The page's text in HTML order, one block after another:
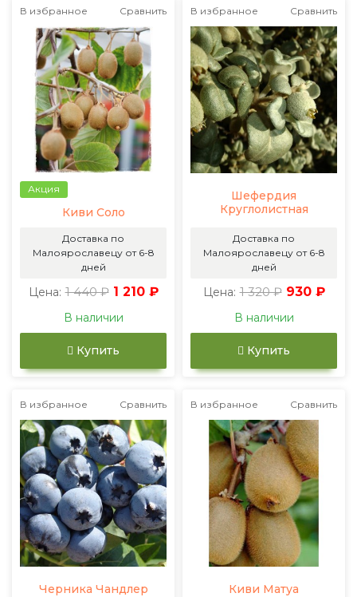
В избранное Сравнить
Акция
Киви Соло
Доставка по
Малоярославецу от 6-8
дней
Цена: 1 440 ₽ 1 210 ₽
В наличии
Купить
В избранное Сравнить
Шефердия
Круглолистная
Доставка по
Малоярославецу от 6-8
дней
Цена: 1 320 ₽ 930 ₽
В наличии
Купить
В избранное Сравнить
Черника Чандлер
В избранное Сравнить
Киви Матуа